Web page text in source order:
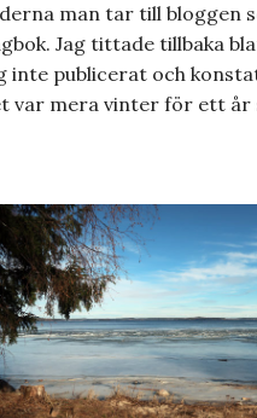
man tar till bloggen
Jag tittade tillbaka
inte publicerat och
var mera vinter för ett år